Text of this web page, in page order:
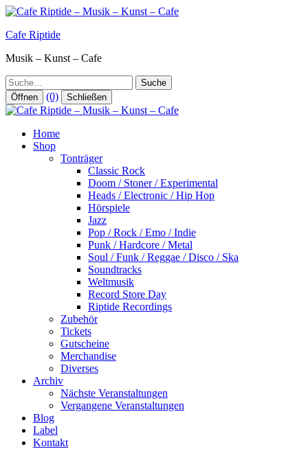
Zum
springen
Cafe Riptide
Musik – Kunst – Cafe
Suche
Öffnen (0) Schließen
Home
Shop
Tonträger
Classic Rock
Doom / Stoner / Experimental
Heads / Electronic / Hip Hop
Hörspiele
Jazz
Pop / Rock / Emo / Indie
Punk / Hardcore / Metal
Soul / Funk / Reggae / Disco / Ska
Soundtracks
Weltmusik
Record Store Day
Riptide Recordings
Zubehör
Tickets
Gutscheine
Merchandise
Diverses
Archiv
Nächste Veranstaltungen
Vergangene Veranstaltungen
Blog
Label
Kontakt